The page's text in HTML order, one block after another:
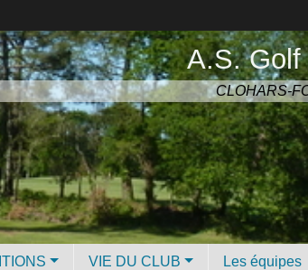
A.S.
CLOHARS-
VIE DU CLUB Les équipes